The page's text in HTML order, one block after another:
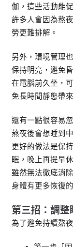
伽，這些活動能
許多人會因為熬
勞更難排解。
另外，環境管理
保持明亮，避免
在電腦前久坐，
免長時間靜態帶
還有一點很容易
熬夜後會想睡到
更好的做法是保
眠，晚上再提早
雖然無法徹底消
身體有更多恢復
第三招：調
為了避免持續熬